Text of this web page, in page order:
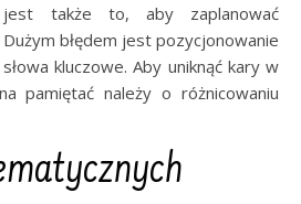
jest także to, aby zaplanować
błędem jest pozycjonowanie
kluczowe. Aby uniknąć kary w
pamiętać należy o różnicowaniu